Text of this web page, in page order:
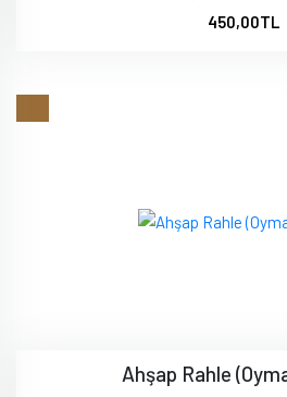
450,00TL
Ahşap Rahle